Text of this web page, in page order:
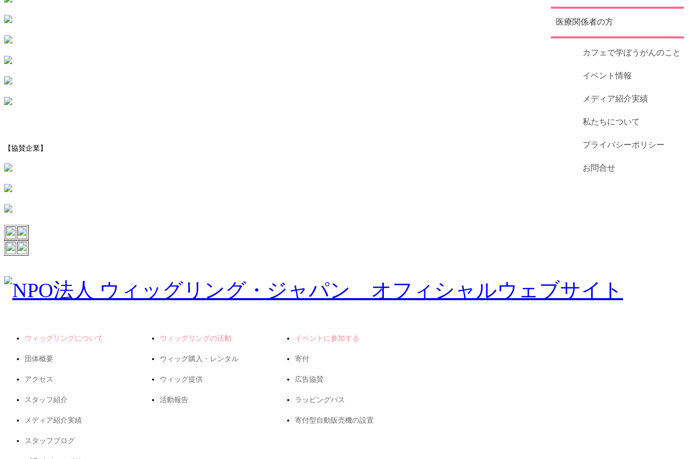
医療関係者の方
カフェで学ぼうがんのこと
イベント情報
メディア紹介実績
私たちについて
プライバシーポリシー
お問合せ
【協賛企業】
ウィッグリングについて
団体概要
アクセス
スタッフ紹介
メディア紹介実績
スタッフブログ
ウィッグリングの活動
ウィッグ購入・レンタル
ウィッグ提供
活動報告
イベントに参加する
寄付
広告協賛
ラッピングバス
寄付型自動販売機の設置